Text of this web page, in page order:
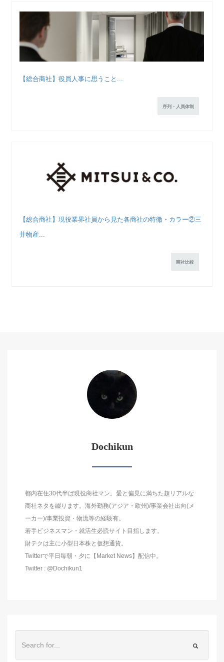
【総合商社】役員人事に思うこと...
序列・人員体制
【総合商社】現役業界社員から見た各商社の特徴・カラー②三
井物産...
商社比較
Dochikun
都内在住30代半ば現役商社マン。愛と偏見に満ちた超リアルな
商社ネタを綴ります。海外勤務(アジア・欧州)/事業会社出向(メ
ーカー)/事業投資・物流等の経験有。
若手ビジネスマン・就活生必読サイト目指します。
財テクは主に小型日本株と仮想通貨。
Twitterで平日毎朝・夕に【Market News】配信中。
Twitter : @Dochikun1